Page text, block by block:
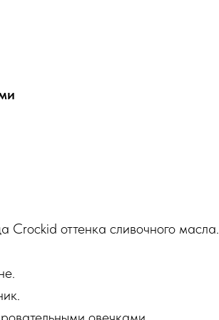
Crockid оттенка сливочного масла.